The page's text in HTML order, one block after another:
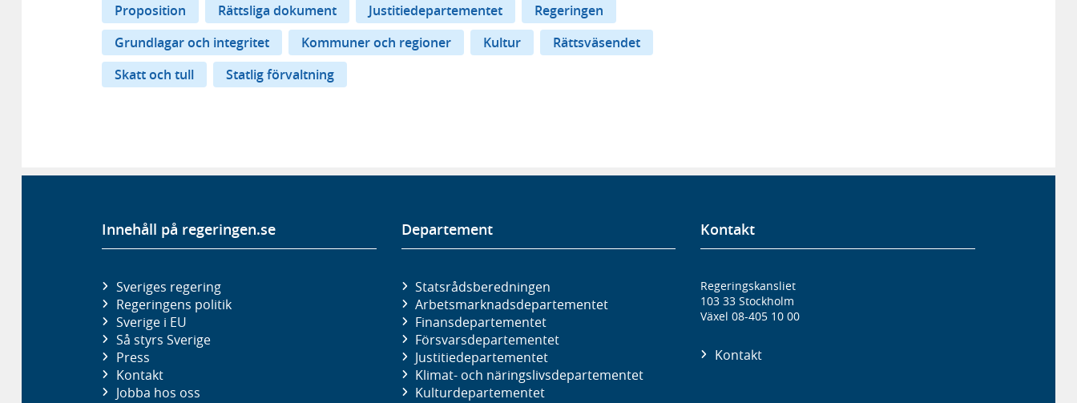
Proposition Rättsliga dokument Justitiedepartementet
Regeringen
Grundlagar och integritet
Kommuner och regioner Kultur
Rättsväsendet
Skatt och tull
Statlig förvaltning
Innehåll på regeringen.se
Sveriges regering
Regeringens politik
Sverige i EU
Så styrs Sverige
Press
Kontakt
Jobba hos oss
Departement
Statsrådsberedningen
Arbetsmarknads­departementet
Finans­departementet
Försvars­departementet
Justitie­departementet
Klimat- och näringslivs­departementet
Kultur­departementet
Kontakt
Regeringskansliet
103 33 Stockholm
Växel 08-405 10 00
Kontakt